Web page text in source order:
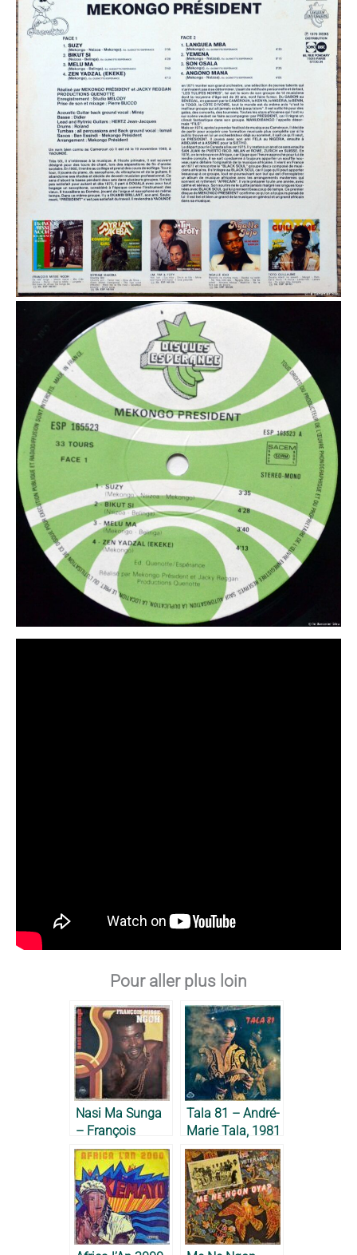
Pour aller plus loin
Nasi Ma Sunga
– François
Misse Ngoh,
1980
Tala 81 – André-
Marie Tala, 1981